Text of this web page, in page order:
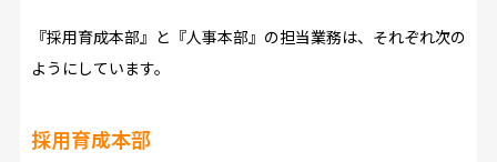
『採用育成本部』と『人事本部』の担当業務は、それぞれ次の
ようにしています。
採用育成本部